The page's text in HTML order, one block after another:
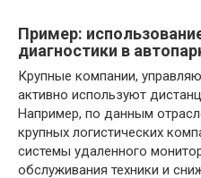
Пример:
диагностики в
Крупные компании,
активно используют
Например, по данным
крупных логистических
системы удаленного
обслуживания техники и